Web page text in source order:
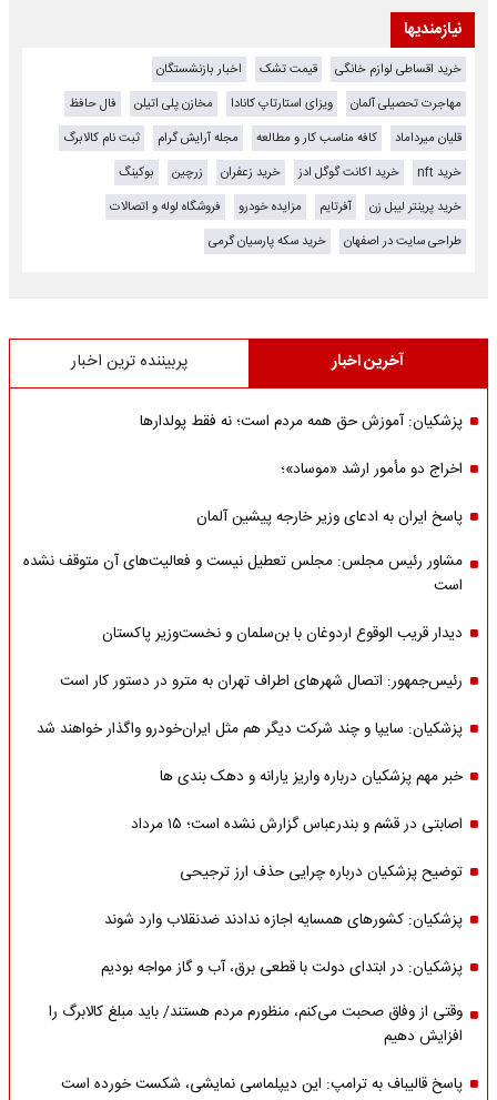
نیازمندیها
خرید اقساطی لوازم خانگی قیمت تشک
اخبار بازنشستگان
مهاجرت تحصیلی آلمان
ویزای استارتاپ کانادا مخازن پلی اتیلن
فال حافظ
قلیان میرداماد
کافه مناسب کار و مطالعه مجله آرایش گرام
ثبت نام کالابرگ
خرید nft
خرید اکانت گوگل ادز خرید زعفران زرچین
بوکینگ
خرید پرینتر لیبل زن
آفرتایم مزایده خودرو
فروشگاه لوله و اتصالات
طراحی سایت در اصفهان
خرید سکه پارسیان گرمی
آخرین اخبار پربیننده ترین اخبار
پزشکیان: آموزش حق همه مردم است؛ نه فقط پولدارها
اخراج دو مأمور ارشد «موساد»؛
پاسخ ایران به ادعای وزیر خارجه پیشین آلمان
مشاور رئیس مجلس: مجلس تعطیل نیست و فعالیت‌های آن متوقف نشده
است
دیدار قریب الوقوع اردوغان با بن‌سلمان و نخست‌وزیر پاکستان
رئیس‌جمهور: اتصال شهرهای اطراف تهران به مترو در دستور کار است
پزشکیان: سایپا و چند شرکت دیگر هم مثل ایران‌خودرو واگذار خواهند شد
خبر مهم پزشکیان درباره واریز یارانه و دهک بندی ها
اصابتی در قشم و بندرعباس گزارش نشده است؛ ۱۵ مرداد
توضیح پزشکیان درباره چرایی حذف ارز ترجیحی
پزشکیان: کشورهای همسایه اجازه ندادند ضدنقلاب وارد شوند
پزشکیان: در ابتدای دولت با قطعی برق، آب و گاز مواجه بودیم
وقتی از وفاق صحبت می‌کنم، منظورم مردم هستند/ باید مبلغ کالابرگ را
افزایش دهیم
پاسخ قالیباف به ترامپ: این دیپلماسی نمایشی، شکست خورده است